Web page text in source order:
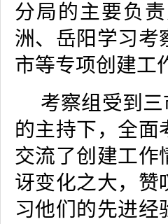
分局的主要负
洲、岳阳学习考
市等专项创建工
考察组受到
的主持下，全面
交流了创建工作
讶变化之大，赞
习他们的先进经